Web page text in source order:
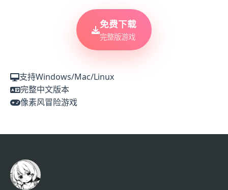
免费下载
完整版游戏
支持Windows/Mac/Linux
完整中文版本
像素风冒险游戏